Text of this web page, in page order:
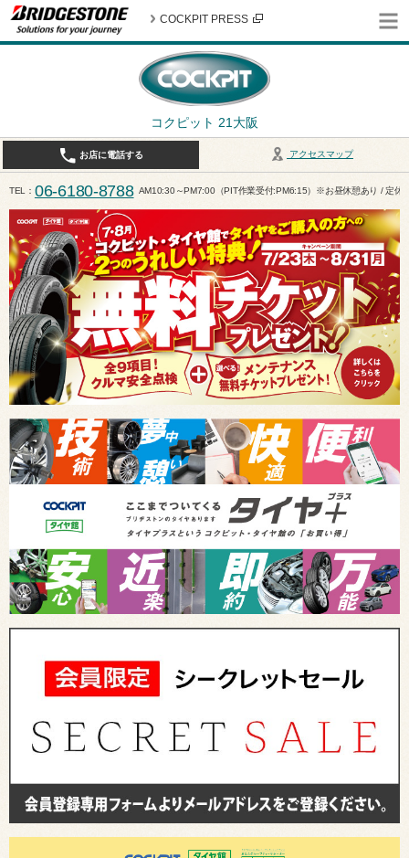
コクピット 21大阪
COCKPIT PRESS
アクセスマップ
お店に電話する
TEL 06-6180-8788 AM10:30～PM7:00（PIT作業受付:PM6:15）※お昼休憩あり / 定休